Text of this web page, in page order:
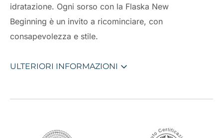
idratazione. Ogni sorso con la Flaska New
Beginning è un invito a ricominciare, con
consapevolezza e stile.
ULTERIORI INFORMAZIONI